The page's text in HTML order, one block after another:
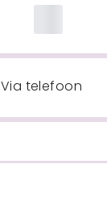
Via telefoon